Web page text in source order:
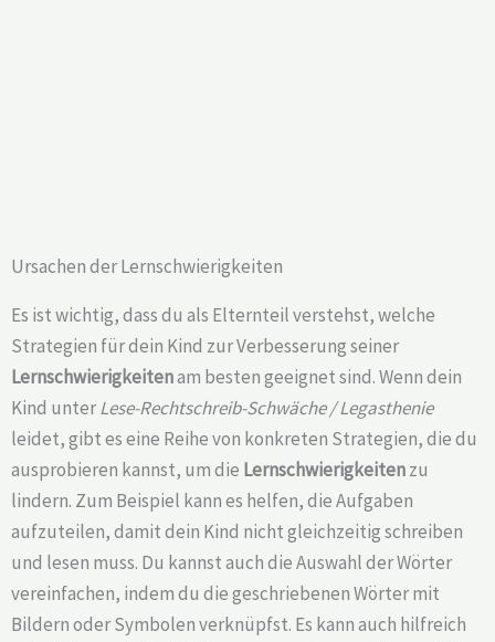
Ursachen der Lernschwierigkeiten
Es ist wichtig, dass du als Elternteil verstehst, welche
Strategien für dein Kind zur Verbesserung seiner
Lernschwierigkeitenam besten geeignet sind. Wenn dein
Kind unterLese-Rechtschreib-Schwäche / Legasthenie
leidet, gibt es eine Reihe von konkreten Strategien, die du
ausprobieren kannst, um die Lernschwierigkeitenzu
lindern. Zum Beispiel kann es helfen, die Aufgaben
aufzuteilen, damit dein Kind nicht gleichzeitig schreiben
und lesen muss. Du kannst auch die Auswahl der Wörter
vereinfachen, indem du die geschriebenen Wörter mit
Bildern oder Symbolen verknüpfst. Es kann auch hilfreich